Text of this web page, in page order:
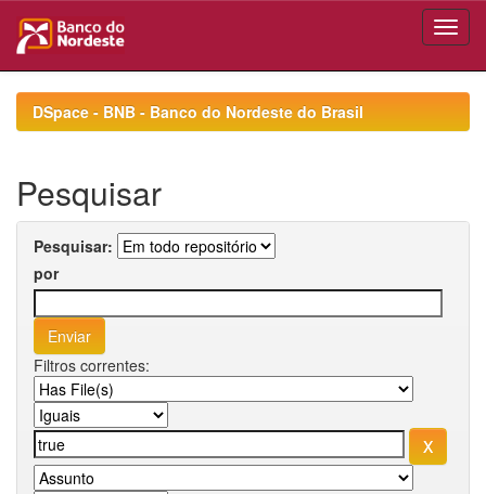
navigationDSpace - BNB - Banco do Nordeste do Brasil
Pesquisar
Pesquisar:
por
Filtros correntes: